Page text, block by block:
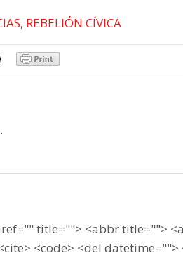
, REBELIÓN CÍVICA
title=""> <abbr title="">
<code> <del datetime="">